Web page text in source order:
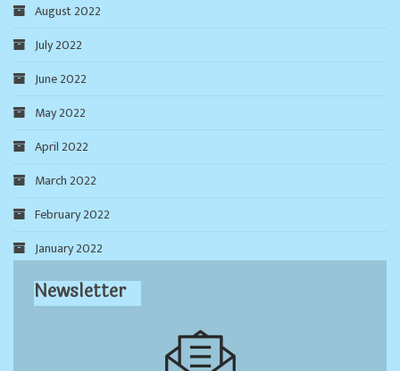
August 2022
July 2022
June 2022
May 2022
April 2022
March 2022
February 2022
January 2022
Newsletter